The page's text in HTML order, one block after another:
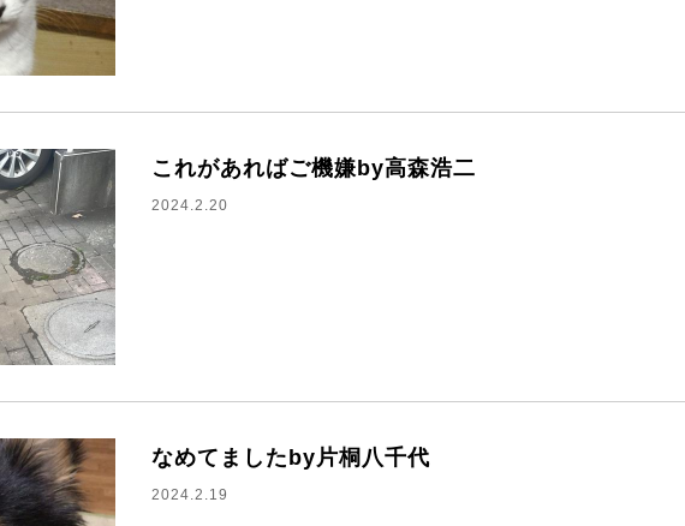
これがあればご機嫌by高森浩二
2024.2.20
なめてましたby片桐八千代
2024.2.19